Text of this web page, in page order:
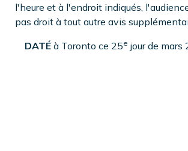
l'heure et à l'endroit indiqués,
pas droit à tout autre avis
DATÉà Toronto ce 25e jour de mars